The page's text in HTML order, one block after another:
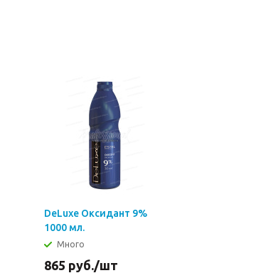
DeLuxe Оксидант 9%
1000 мл.
Много
865 руб./шт